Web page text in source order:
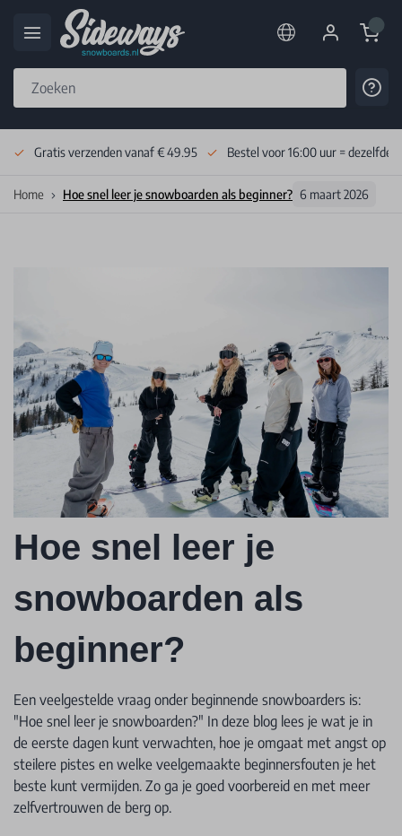
Cart
Gratis verzenden vanaf € 49.95 Bestel voor 16:00 uur = dezelfde
Home Hoe snel leer je snowboarden als beginner? 6 maart 2026
Hoe snel leer je
snowboarden als
beginner?
Een veelgestelde vraag onder beginnende snowboarders is:
"Hoe snel leer je snowboarden?" In deze blog lees je wat je in
de eerste dagen kunt verwachten, hoe je omgaat met angst op
steilere pistes en welke veelgemaakte beginnersfouten je het
beste kunt vermijden. Zo ga je goed voorbereid en met meer
zelfvertrouwen de berg op.